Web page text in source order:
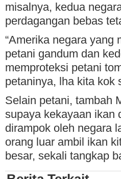
misalnya, kedua
perdagangan bebas
“Amerika negara yang
petani gandum dan
memproteksi petani
petaninya, lha kita kok
Selain petani, tambah
supaya kekayaan ikan
dirampok oleh negara
orang luar ambil ikan
besar, sekali tangkap